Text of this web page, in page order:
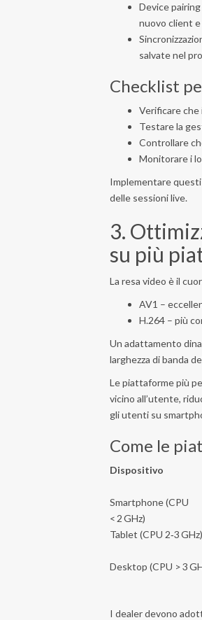
Device
nuovo client
salvate nel
Checklist
Verificare che
Testare la
Controllare
Monitorare i
Implementare
delle sessioni live.
3.
su più
La resa video è il
AV1 –
H.264 – più
Un adattamento
larghezza di banda
Le piattaforme più
vicino all’utente,
gli utenti su
Come le
Dispositivo
Smartphone (CPU
< 2 GHz)
Tablet (CPU 2‑3 GHz)
Desktop (CPU > 3
I dealer devono